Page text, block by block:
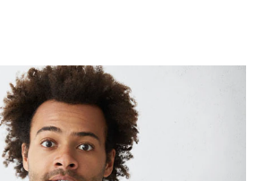
PARA PROFESIONALES